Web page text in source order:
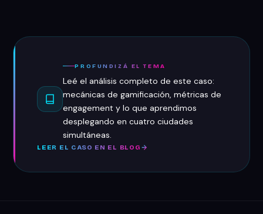
PROFUNDIZÁ EL TEMA
Leé el análisis completo de este caso:
mecánicas de gamificación, métricas de
engagement y lo que aprendimos
desplegando en cuatro ciudades
simultáneas.
LEER EL CASO EN EL BLOG